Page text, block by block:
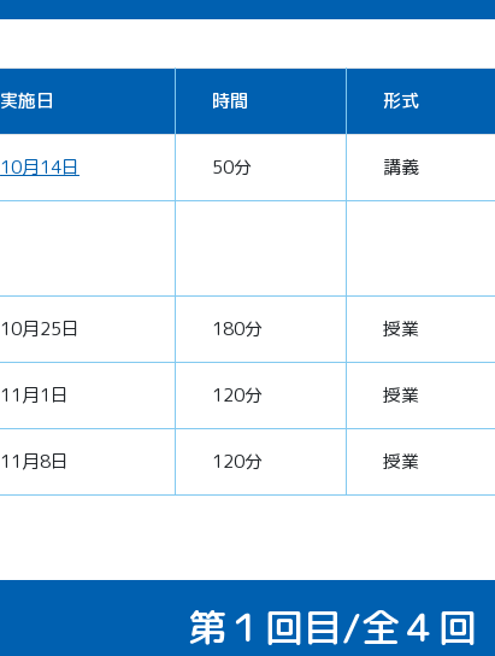
実施日 時間 形式
10月14日 50分 講義
10月25日 180分 授業
11月1日 120分 授業
11月8日 120分 授業
第１回目/全４回